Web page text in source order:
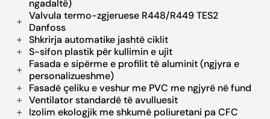
ngadaltë)
Valvula termo-zgjeruese R448/R449 TES2
Danfoss
Shkrirja automatike jashtë ciklit
S-sifon plastik për kullimin e ujit
Fasada e sipërme e profilit të aluminit (ngjyra e
personalizueshme)
Fasadë çeliku e veshur me PVC me ngjyrë në fund
Ventilator standardë të avulluesit
Izolim ekologjik me shkumë poliuretani pa CFC